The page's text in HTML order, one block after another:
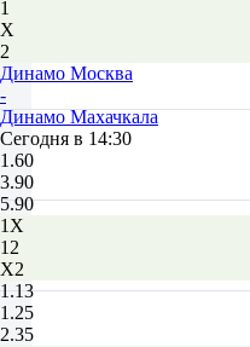
1
Х
2
Динамо Москва
-
Динамо Махачкала
Сегодня в 14:30
1.60
3.90
5.90
1X
12
X2
1.13
1.25
2.35